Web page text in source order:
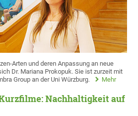
Arten und deren Anpassung an neue
Dr. Mariana Prokopuk. Sie ist zurzeit mit
Group an der Uni Würzburg.
Mehr
Nachhaltigkeit auf